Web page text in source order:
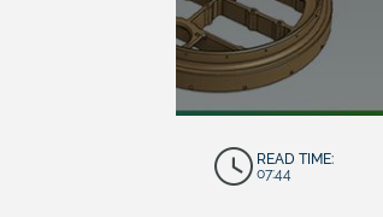
READ TIME:
07:44